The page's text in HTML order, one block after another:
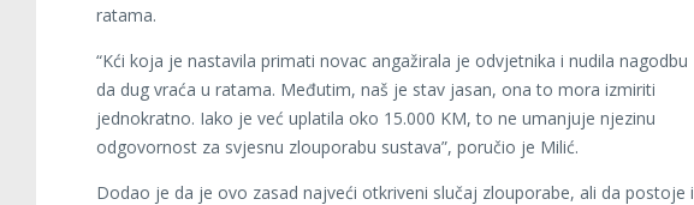
ratama.
“Kći koja je nastavila primati novac angažirala je odvjetnika i nudila nagodbu
da dug vraća u ratama. Međutim, naš je stav jasan, ona to mora izmiriti
jednokratno. Iako je već uplatila oko 15.000 KM, to ne umanjuje njezinu
odgovornost za svjesnu zlouporabu sustava”, poručio je Milić.
Dodao je da je ovo zasad najveći otkriveni slučaj zlouporabe, ali da postoje i